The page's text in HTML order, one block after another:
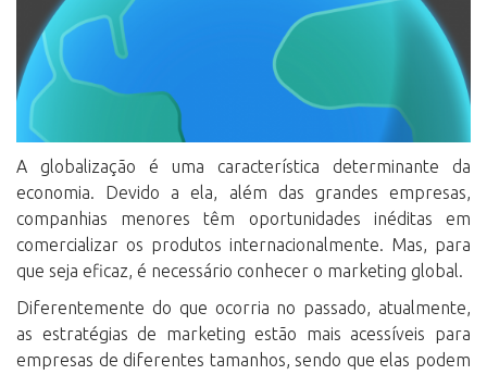
A globalização é uma característica determinante da
economia. Devido a ela, além das grandes empresas,
companhias menores têm oportunidades inéditas em
comercializar os produtos internacionalmente. Mas, para
que seja eficaz, é necessário conhecer o marketing global.
Diferentemente do que ocorria no passado, atualmente,
as estratégias de marketing estão mais acessíveis para
empresas de diferentes tamanhos, sendo que elas podem